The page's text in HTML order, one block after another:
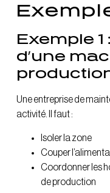
Exemple
d’une
Une entreprise de
activité. Il faut :
Isoler la zone
Couper
Coordonner les
de production